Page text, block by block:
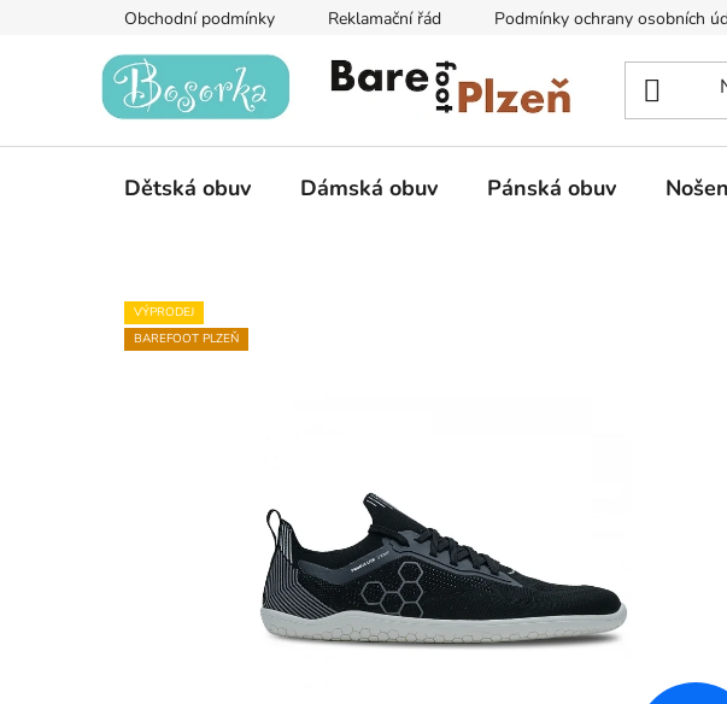
Obchodní podmínky Reklamační řád Podmínky ochrany osobních
Dětská obuv Dámská obuv Pánská obuv
VÝPRODEJ
BAREFOOT PLZEŇ